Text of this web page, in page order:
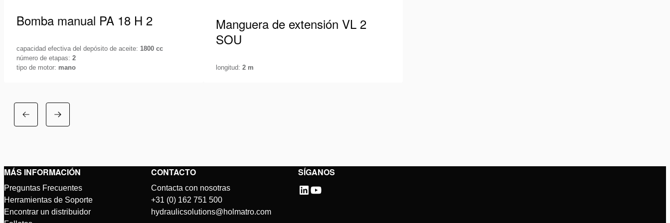
Bomba manual PA 18 H 2
capacidad efectiva del depósito de aceite: 1800 cc
número de etapas: 2
tipo de motor: mano
compacta, ergonómica…
Ver detalles
Manguera de extensión VL 2
SOU
longitud: 2 m
SÍGANOS
MÁS INFORMACIÓN
Preguntas Frecuentes
Herramientas de Soporte
Encontrar un distribuidor
CONTACTO
Contacta con nosotras
+31 (0) 162 751 500
hydraulicsolutions@holmatro.com